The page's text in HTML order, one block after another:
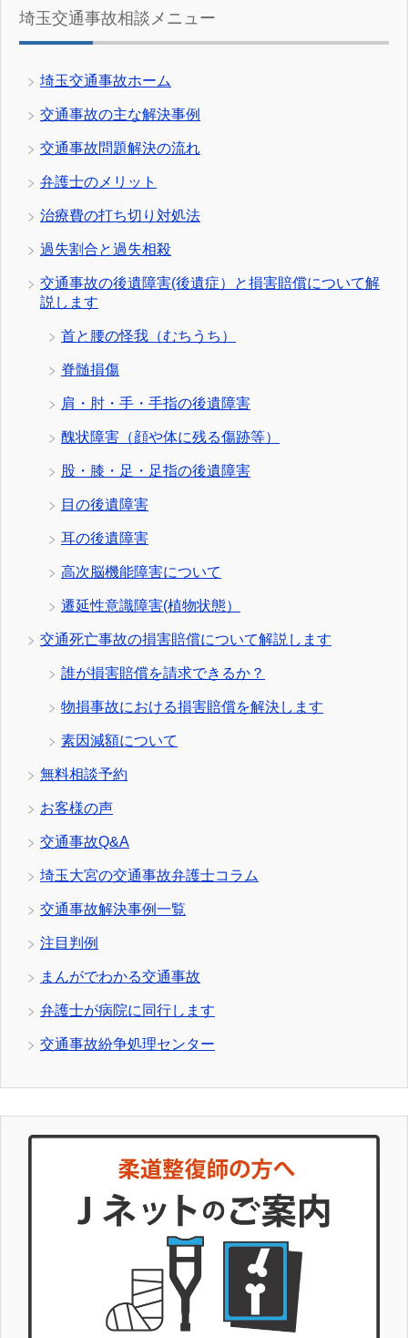
埼玉交通事故相談メニュー
埼玉交通事故ホーム
交通事故の主な解決事例
交通事故問題解決の流れ
弁護士のメリット
治療費の打ち切り対処法
過失割合と過失相殺
交通事故の後遺障害(後遺症）と損害賠償について解
説します
首と腰の怪我（むちうち）
脊髄損傷
肩・肘・手・手指の後遺障害
醜状障害（顔や体に残る傷跡等）
股・膝・足・足指の後遺障害
目の後遺障害
耳の後遺障害
高次脳機能障害について
遷延性意識障害(植物状態）
交通死亡事故の損害賠償について解説します
誰が損害賠償を請求できるか？
物損事故における損害賠償を解決します
素因減額について
無料相談予約
お客様の声
交通事故Q&A
埼玉大宮の交通事故弁護士コラム
交通事故解決事例一覧
注目判例
まんがでわかる交通事故
弁護士が病院に同行します
交通事故紛争処理センター